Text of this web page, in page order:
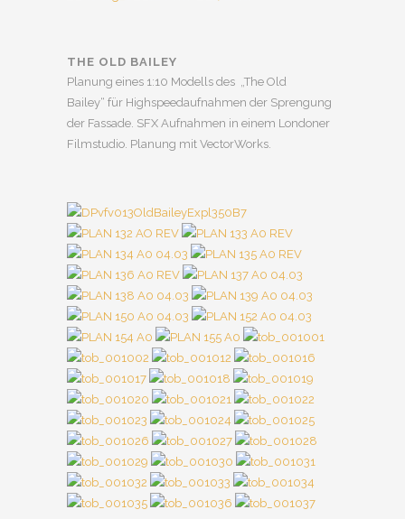
THE OLD BAILEY
Planung eines 1:10 Modells des „The Old
Bailey“ für Highspeedaufnahmen der Sprengung
der Fassade. SFX Aufnahmen in einem Londoner
Filmstudio. Planung mit VectorWorks.